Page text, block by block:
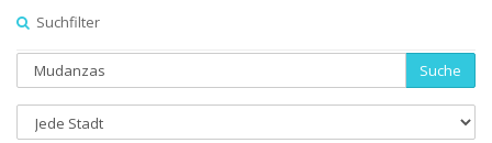
Suchfilter
Suche